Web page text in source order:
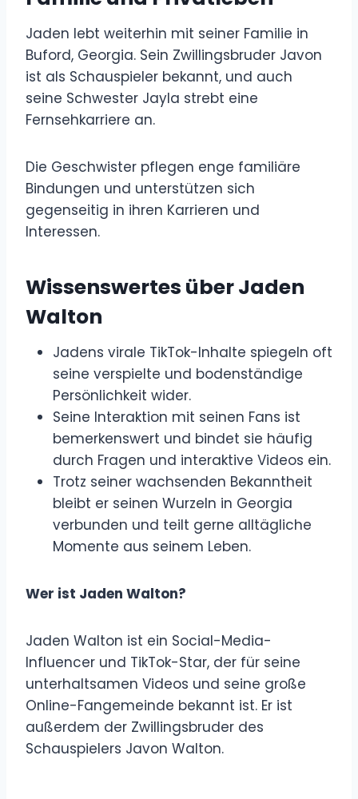
Jaden lebt weiterhin mit seiner Familie in
Buford, Georgia. Sein Zwillingsbruder Javon
ist als Schauspieler bekannt, und auch
seine Schwester Jayla strebt eine
Fernsehkarriere an.
Die Geschwister pflegen enge familiäre
Bindungen und unterstützen sich
gegenseitig in ihren Karrieren und
Interessen.
Wissenswertes über Jaden
Walton
Jadens virale TikTok-Inhalte spiegeln oft
seine verspielte und bodenständige
Persönlichkeit wider.
Seine Interaktion mit seinen Fans ist
bemerkenswert und bindet sie häufig
durch Fragen und interaktive Videos ein.
Trotz seiner wachsenden Bekanntheit
bleibt er seinen Wurzeln in Georgia
verbunden und teilt gerne alltägliche
Momente aus seinem Leben.
Wer ist Jaden Walton?
Jaden Walton ist ein Social-Media-
Influencer und TikTok-Star, der für seine
unterhaltsamen Videos und seine große
Online-Fangemeinde bekannt ist. Er ist
außerdem der Zwillingsbruder des
Schauspielers Javon Walton.